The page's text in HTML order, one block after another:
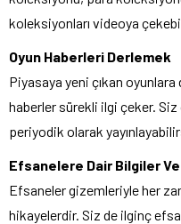
koleksiyonları videoya
Oyun Haberleri Derlemek
Piyasaya yeni çıkan oyunlara
haberler sürekli ilgi çeker.
periyodik olarak
Efsanelere Dair Bilgiler
Efsaneler gizemleriyle her
hikayelerdir. Siz de ilginç